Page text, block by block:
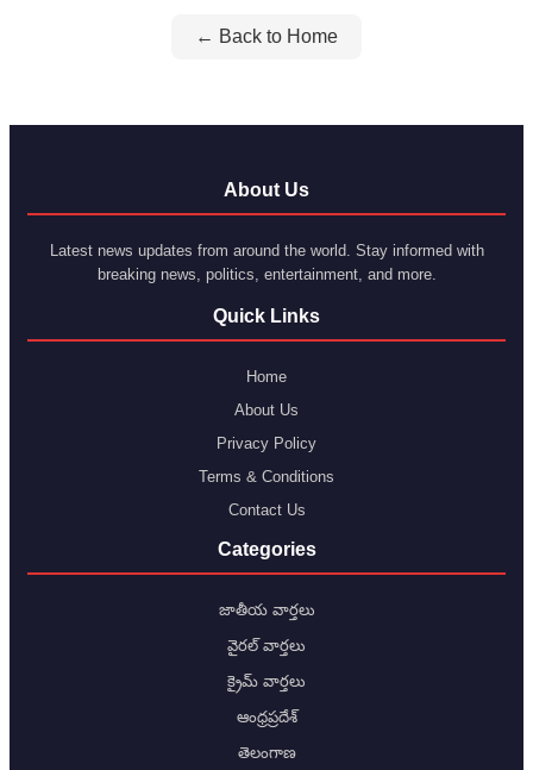
← Back to Home
About Us
Latest news updates from around the world. Stay informed with
breaking news, politics, entertainment, and more.
Quick Links
Home
About Us
Privacy Policy
Terms & Conditions
Contact Us
Categories
జాతీయ వార్తలు
వైరల్ వార్తలు
క్రైమ్ వార్తలు
ఆంధ్రప్రదేశ్
తెలంగాణ